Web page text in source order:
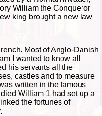
William the Conqueror
king brought a new law
Most of Anglo-Danish
I wanted to know all
his servants all the
castles and to measure
written in the famous
William 1 had set up a
the fortunes of